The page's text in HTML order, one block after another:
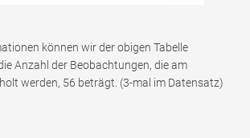
können wir der obigen Tabelle
Anzahl der Beobachtungen, die am
werden, 56 beträgt. (3-mal im Datensatz)